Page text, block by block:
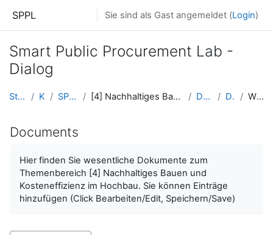
SPPL Sie sind als Gast angemeldet (Login)
Smart Public Procurement Lab -
Dialog
Startseite Kurse SPPL Platform [4] Nachhaltiges Bauen und Kosteneffizienz im Hoch... Documents Dateien Wikidateien
Documents
Hier finden Sie wesentliche Dokumente zum
Themenbereich [4] Nachhaltiges Bauen und
Kosteneffizienz im Hochbau. Sie können Einträge
hinzufügen (Click Bearbeiten/Edit, Speichern/Save)